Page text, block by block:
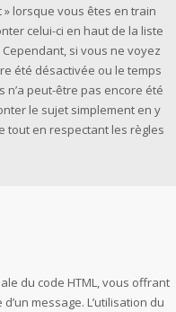
» lorsque vous êtes en train
celui-ci en haut de la liste
si vous ne voyez
été désactivée ou le temps
n’a peut-être pas encore été
le sujet simplement en y
tout en respectant les règles
du code HTML, vous offrant
message. L’utilisation du